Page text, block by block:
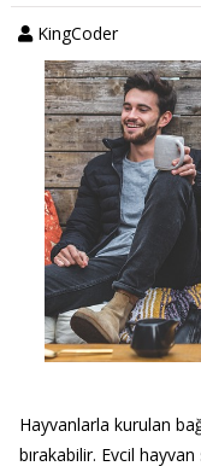
KingCoder
Hayvanlarla kurulan
bırakabilir. Evcil